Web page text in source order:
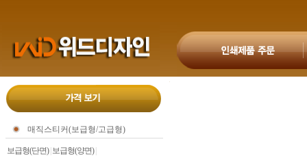
매직스티커(보급형/고급형)
보급형(단면)| 보급형(양면)|